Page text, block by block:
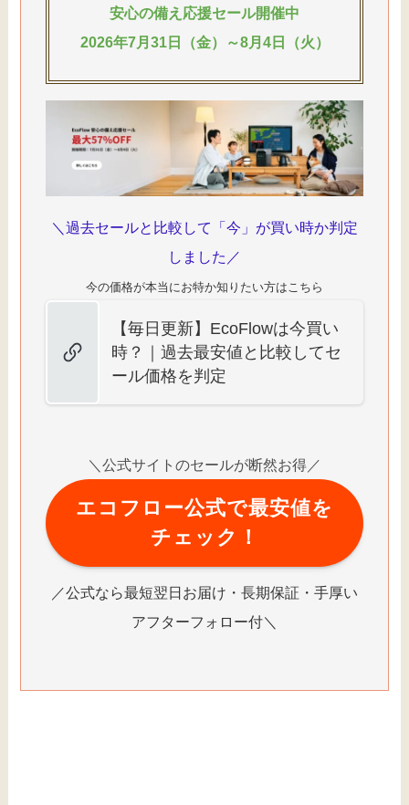
安心の備え応援セール開催中
2026年7月31日（金）～8月4日（火）
＼過去セールと比較して「今」が買い時か判定
しました／
今の価格が本当にお特か知りたい方はこちら
【毎日更新】EcoFlowは今買い
時？｜過去最安値と比較してセ
ール価格を判定
＼公式サイトのセールが断然お得／
エコフロー公式で最安値を
チェック！
／公式なら最短翌日お届け・長期保証・手厚い
アフターフォロー付＼